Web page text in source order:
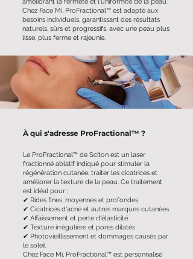
Chez Face Mi, ProFractional™ est adapté aux
besoins individuels, garantissant des résultats
naturels, sûrs et progressifs, avec une peau plus
lisse, plus ferme et rajeunie.
À qui s'adresse ProFractional™ ?
Le ProFractional™ de Sciton est un laser
fractionné ablatif indiqué pour stimuler la
régénération cutanée, traiter les cicatrices et
améliorer la texture de la peau. Ce traitement
est idéal pour :
✔ Rides fines, moyennes et profondes
✔ Cicatrices d'acné et autres marques cutanées
✔ Affaissement et perte d'élasticité
✔ Texture irrégulière et pores dilatés
✔ Photovieillissement et dommages causés par
le soleil
Chez Face Mi, ProFractional™ est personnalisé